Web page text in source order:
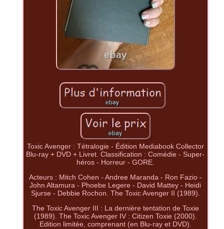
Toxic Avenger : Tétralogie - Édition Mediabook Collector
Blu-ray + DVD + Livret. Classification : Comédie - Super-
héros - Horreur - GORE.
Acteurs : Mitch Cohen - Andree Maranda - Ron Fazio -
John Altamura - Phoebe Legere - David Mattey - Heidi
Sjurse - Debbie Rochon. The Toxic Avenger II (1989).
The Toxic Avenger III : La dernière tentation de Toxie
(1989). The Toxic Avenger IV : Citizen Toxie (2000).
Edition limitée, comprenant (en Blu-ray et DVD).